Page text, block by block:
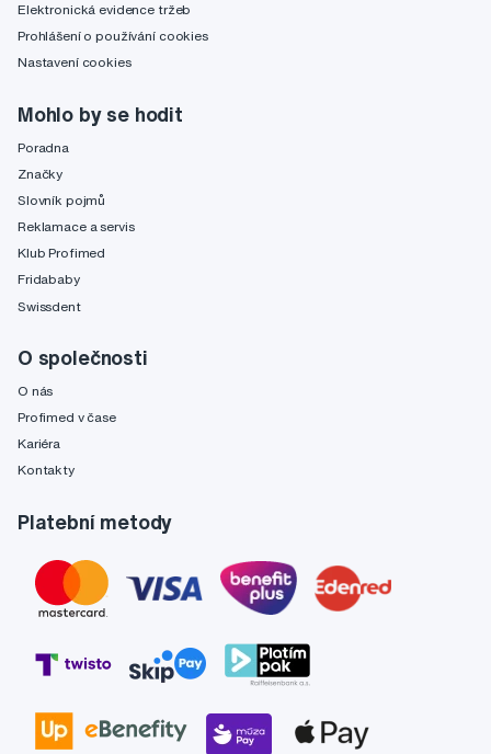
Elektronická evidence tržeb
Prohlášení o používání cookies
Nastavení cookies
Mohlo by se hodit
Poradna
Značky
Slovník pojmů
Reklamace a servis
Klub Profimed
Fridababy
Swissdent
O společnosti
O nás
Profimed v čase
Kariéra
Kontakty
Platební metody